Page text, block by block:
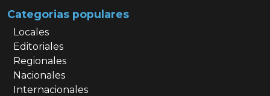
Categorias populares
Locales
Editoriales
Regionales
Nacionales
Internacionales